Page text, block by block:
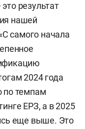
результат
нашей
самого начала
2024 года
по темпам
ЕРЗ, а в 2025
еще выше. Это